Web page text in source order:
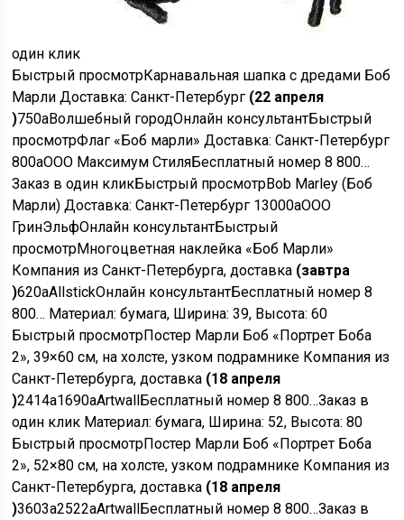
один клик
Быстрый просмотрКарнавальная шапка с дредами Боб
Марли Доставка: Санкт-Петербург (22 апреля
)750aВолшебный городОнлайн консультантБыстрый
просмотрФлаг «Боб марли» Доставка: Санкт-Петербург
800aООО Максимум СтиляБесплатный номер 8 800…
Заказ в один кликБыстрый просмотрBob Marley (Боб
Марли) Доставка: Санкт-Петербург 13000aООО
ГринЭльфОнлайн консультантБыстрый
просмотрМногоцветная наклейка «Боб Марли»
Компания из Санкт-Петербурга, доставка (завтра
)620aAllstickОнлайн консультантБесплатный номер 8
800… Материал: бумага, Ширина: 39, Высота: 60
Быстрый просмотрПостер Марли Боб «Портрет Боба
2», 39×60 см, на холсте, узком подрамнике Компания из
Санкт-Петербурга, доставка (18 апреля
)2414a1690aArtwallБесплатный номер 8 800…Заказ в
один клик Материал: бумага, Ширина: 52, Высота: 80
Быстрый просмотрПостер Марли Боб «Портрет Боба
2», 52×80 см, на холсте, узком подрамнике Компания из
Санкт-Петербурга, доставка (18 апреля
)3603a2522aArtwallБесплатный номер 8 800…Заказ в